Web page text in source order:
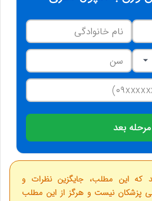
مرحله بعد
که این مطلب، جایگزین نظرات و
پزشکان نیست و هرگز از این مطلب